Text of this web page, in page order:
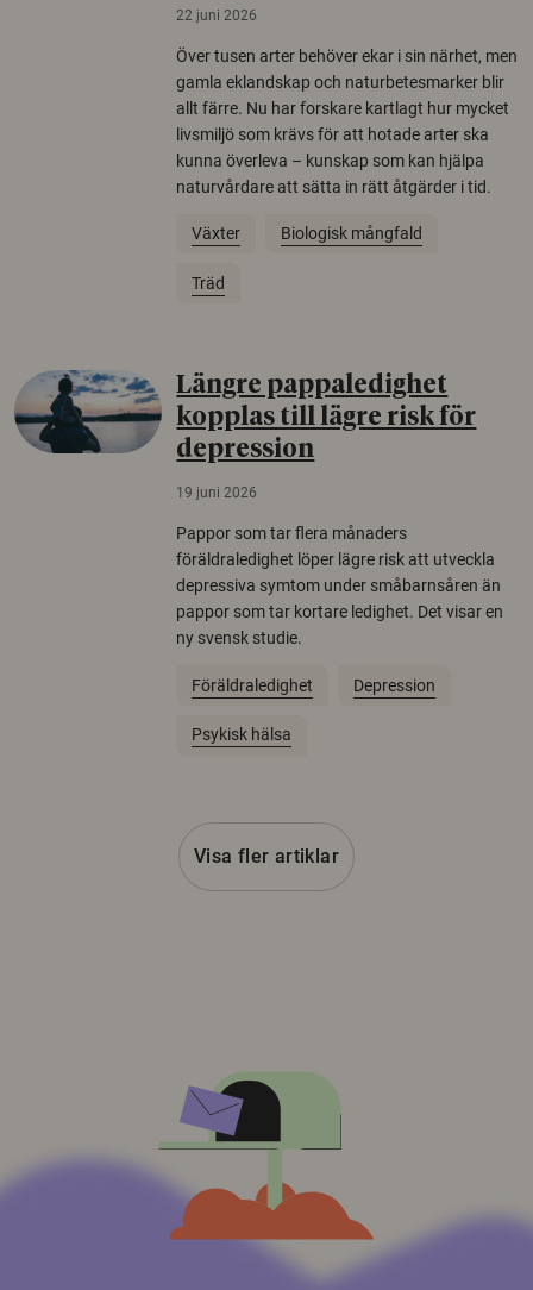
22 juni 2026
Över tusen arter behöver ekar i sin närhet, men
gamla eklandskap och naturbetesmarker blir
allt färre. Nu har forskare kartlagt hur mycket
livsmiljö som krävs för att hotade arter ska
kunna överleva – kunskap som kan hjälpa
naturvårdare att sätta in rätt åtgärder i tid.
Växter Biologisk mångfald
Träd
Längre pappaledighet
kopplas till lägre risk för
depression
19 juni 2026
Pappor som tar flera månaders
föräldraledighet löper lägre risk att utveckla
depressiva symtom under småbarnsåren än
pappor som tar kortare ledighet. Det visar en
ny svensk studie.
Föräldraledighet Depression
Psykisk hälsa
Visa fler artiklar